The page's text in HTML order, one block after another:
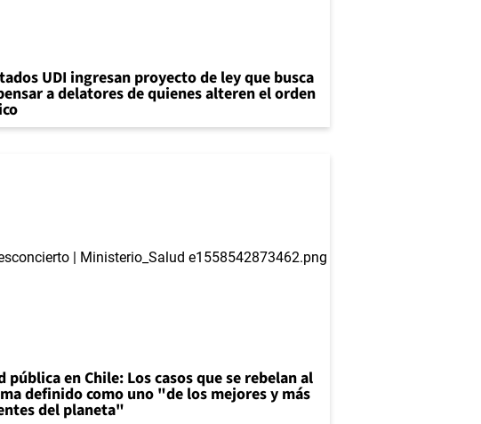
UDI ingresan proyecto de ley que busca
a delatores de quienes alteren el orden
pública en Chile: Los casos que se rebelan al
definido como uno "de los mejores y más
del planeta"